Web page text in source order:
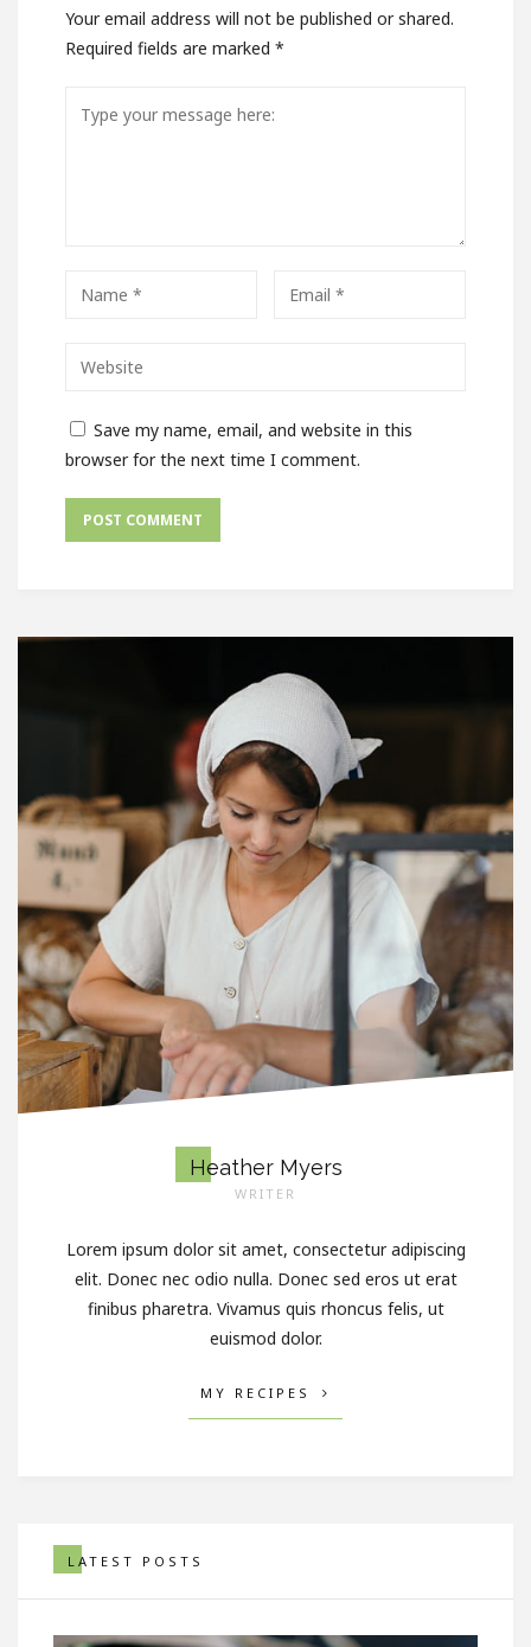
Your email address will not be published or shared.
Required fields are marked *
Save my name, email, and website in this
browser for the next time I comment.
Heather Myers
WRITER
Lorem ipsum dolor sit amet, consectetur adipiscing
elit. Donec nec odio nulla. Donec sed eros ut erat
finibus pharetra. Vivamus quis rhoncus felis, ut
euismod dolor.
MY RECIPES
LATEST POSTS